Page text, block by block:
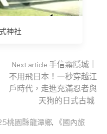
神社
Next article 手信霧隱城｜
不用飛日本！一秒穿越江
戶時代，走進充滿忍者與
天狗的日式古城
桃園縣龍潭鄉,
《國內旅